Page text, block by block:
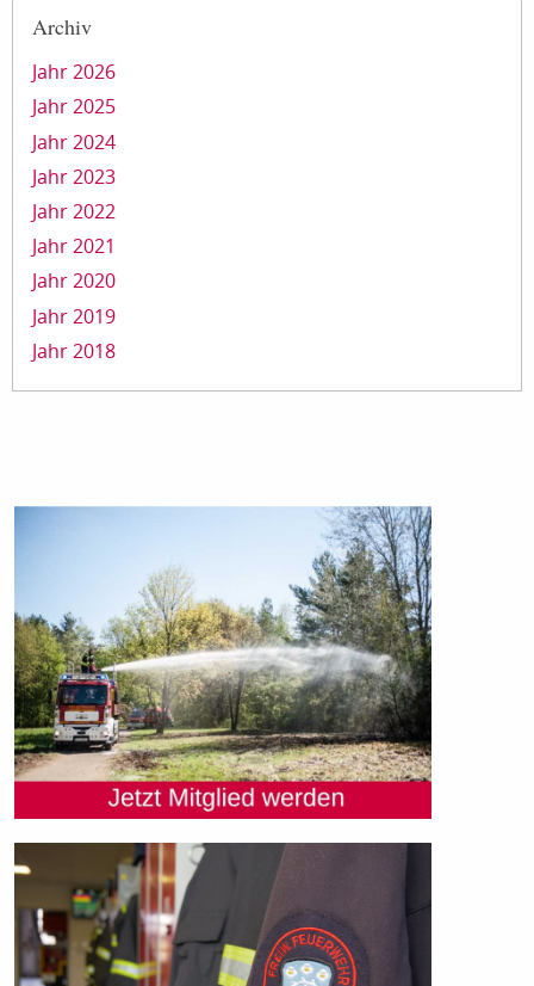
Archiv
Jahr 2026
Jahr 2025
Jahr 2024
Jahr 2023
Jahr 2022
Jahr 2021
Jahr 2020
Jahr 2019
Jahr 2018